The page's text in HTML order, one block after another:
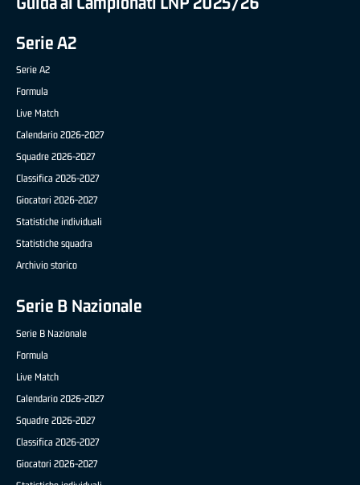
Serie A2
Serie A2
Formula
Live Match
Calendario 2026-2027
Squadre 2026-2027
Classifica 2026-2027
Giocatori 2026-2027
Statistiche individuali
Statistiche squadra
Archivio storico
Serie B Nazionale
Serie B Nazionale
Formula
Live Match
Calendario 2026-2027
Squadre 2026-2027
Classifica 2026-2027
Giocatori 2026-2027